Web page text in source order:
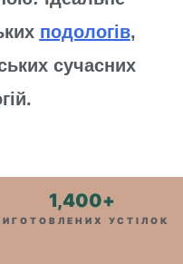
подологів,
сучасних
УСТІЛОК
1,400+